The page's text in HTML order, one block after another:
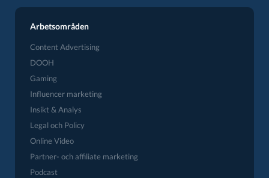
Arbetsområden
Content Advertising
DOOH
Gaming
Influencer marketing
Insikt & Analys
Legal och Policy
Online Video
Partner- och affiliate marketing
Podcast